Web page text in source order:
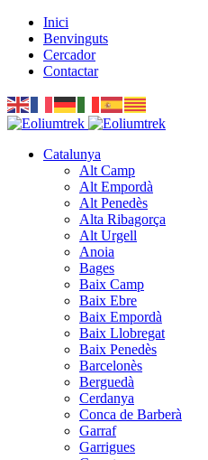
Inici
Benvinguts
Cercador
Contactar
Catalunya
Alt Camp
Alt Empordà
Alt Penedès
Alta Ribagorça
Alt Urgell
Anoia
Bages
Baix Camp
Baix Ebre
Baix Empordà
Baix Llobregat
Baix Penedès
Barcelonès
Berguedà
Cerdanya
Conca de Barberà
Garraf
Garrigues